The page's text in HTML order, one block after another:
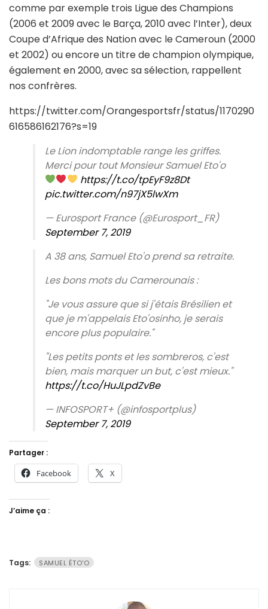
comme par exemple trois Ligue des Champions
(2006 et 2009 avec le Barça, 2010 avec l’Inter), deux
Coupe d’Afrique des Nation avec le Cameroun (2000
et 2002) ou encore un titre de champion olympique,
également en 2000, avec sa sélection, rappellent
nos confrères.
https://twitter.com/Orangesportsfr/status/1170290
616586162176?s=19
Le Lion indomptable range les griffes.
Merci pour tout Monsieur Samuel Eto'o
https://t.co/tpEyF9z8Dt
pic.twitter.com/n97jX5lwXm
— Eurosport France (@Eurosport_FR)
September 7, 2019
A 38 ans, Samuel Eto'o prend sa retraite.
Les bons mots du Camerounais :
"Je vous assure que si j'étais Brésilien et
que je m'appelais Eto'osinho, je serais
encore plus populaire."
"Les petits ponts et les sombreros, c'est
bien, mais marquer un but, c'est mieux."
https://t.co/HuJLpdZvBe
— INFOSPORT+ (@infosportplus)
September 7, 2019
Partager :
Facebook X
J’aime ça :
Tags: SAMUEL ÉTO'O